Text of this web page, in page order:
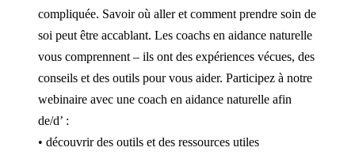
compliquée. Savoir où aller et comment prendre soin de
soi peut être accablant. Les coachs en aidance naturelle
vous comprennent – ils ont des expériences vécues, des
conseils et des outils pour vous aider. Participez à notre
webinaire avec une coach en aidance naturelle afin
de/d’ :
• découvrir des outils et des ressources utiles